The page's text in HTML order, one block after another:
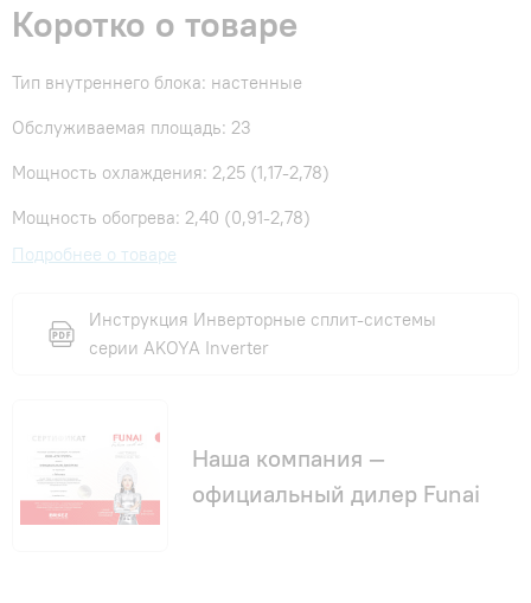
Коротко о товаре
Тип внутреннего блока: настенные
Обслуживаемая площадь: 23
Мощность охлаждения: 2,25 (1,17-2,78)
Мощность обогрева: 2,40 (0,91-2,78)
Подробнее о товаре
Инструкция Инверторные сплит-системы
серии AKOYA Inverter
Наша компания —
официальный дилер Funai